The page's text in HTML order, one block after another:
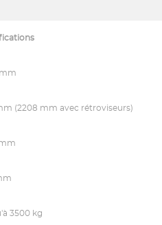
(2208 mm avec rétroviseurs)
3500 kg